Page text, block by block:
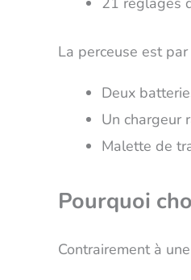
La perceuse est
Deux
Un chargeur
Malette de
Pourquoi
Contrairement à